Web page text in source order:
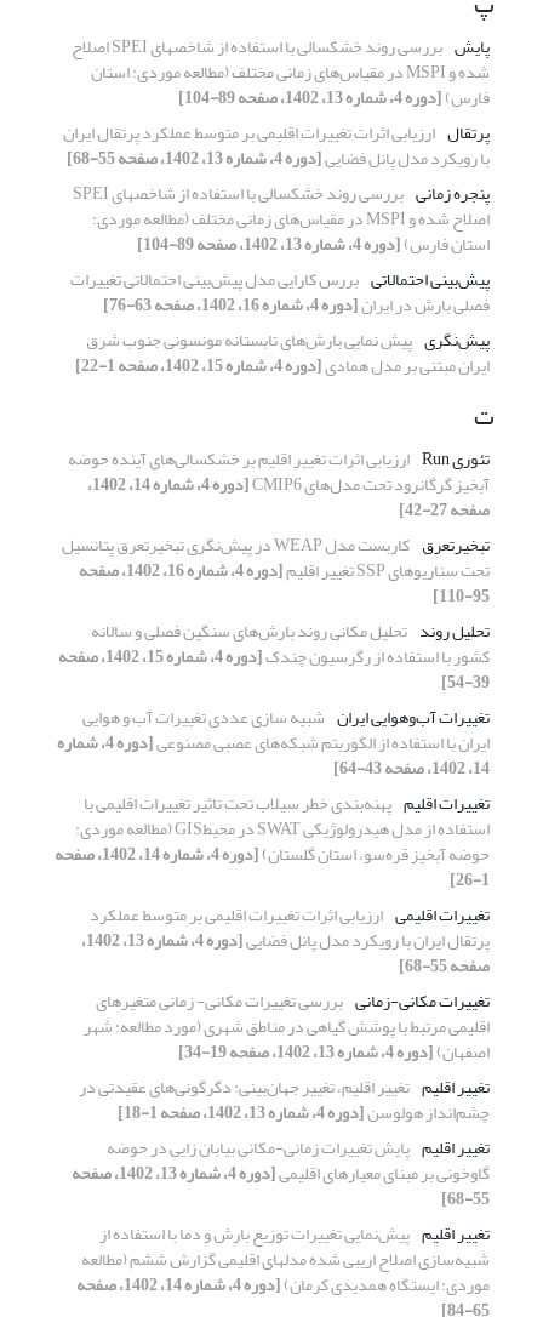
پایش بررسی روند خشکسالی با استفاده از شاخص‎های SPEI اصلاح
شده و MSPI در مقیاس‌های زمانی مختلف (مطالعه موردی: استان
فارس)[دوره 4، شماره 13، 1402، صفحه 89-104]
پرتقال ارزیابی اثرات تغییرات اقلیمی بر متوسط عملکرد پرتقال ایران
با رویکرد مدل پانل فضایی[دوره 4، شماره 13، 1402، صفحه 55-68]
پنجره زمانی
بررسی روند خشکسالی با استفاده از شاخص‎های SPEI
اصلاح شده و MSPI در مقیاس‌های زمانی مختلف (مطالعه موردی:
استان فارس)[دوره 4، شماره 13، 1402، صفحه 89-104]
پیش‌بینی احتمالاتی بررس کارایی مدل پیش‌بینی احتمالاتی تغییرات
فصلی بارش در ایران[دوره 4، شماره 16، 1402، صفحه 63-76]
پیش‌نگری پیش نمایی بارش‌های تابستانه مونسونی جنوب شرق
ایران مبتنی بر مدل همادی[دوره 4، شماره 15، 1402، صفحه 1-22]
ت
تئوری Run ارزیابی اثرات تغییر اقلیم بر خشکسالی‌های آینده حوضه
آبخیز گرگانرود تحت مدل‌های CMIP6 [دوره 4، شماره 14، 1402،
صفحه 27-42]
تبخیرتعرق
کاربست مدل WEAP در پیش‌نگری تبخیرتعرق پتانسیل
تحت سناریوهای SSP تغییر اقلیم [دوره 4، شماره 16، 1402، صفحه
95-110]
تحلیل روند تحلیل مکانی روند بارش‌های سنگین فصلی و سالانه
کشور با استفاده از رگرسیون چندک [دوره 4، شماره 15، 1402، صفحه
39-54]
تغییرات آب‌وهوایی ایران شبیه سازی عددی تغییرات آب و هوایی
ایران با استفاده از الگوریتم شبکه‌های عصبی مصنوعی [دوره 4، شماره
14، 1402، صفحه 43-64]
تغییرات اقلیم پهنه‌بندی خطر سیلاب تحت تاثیر تغییرات اقلیمی با
استفاده از مدل هیدرولوژیکی SWAT در محیطGIS (مطالعه موردی:
حوضه آبخیز قره‌سو، استان گلستان) [دوره 4، شماره 14، 1402، صفحه
1-26]
تغییرات اقلیمی ارزیابی اثرات تغییرات اقلیمی بر متوسط عملکرد
پرتقال ایران با رویکرد مدل پانل فضایی [دوره 4، شماره 13، 1402،
صفحه 55-68]
تغییرات مکانی-زمانی بررسی تغییرات مکانی- زمانی متغیر‌های
اقلیمی مرتبط با پوشش گیاهی در مناطق شهری (مورد مطالعه: شهر
اصفهان)[دوره 4، شماره 13، 1402، صفحه 19-34]
تغییر اقلیم تغییر اقلیم، تغییر جهان‌بینی: دگرگونی‌های عقیدتی در
چشم‌انداز هولوسن[دوره 4، شماره 13، 1402، صفحه 1-18]
تغییر اقلیم پایش تغییرات زمانی-مکانی بیابان زایی در حوضه
گاوخونی بر مبنای معیار‌های اقلیمی [دوره 4، شماره 13، 1402، صفحه
55-68]
تغییر اقلیم پیش‌نمایی تغییرات توزیع بارش و دما با استفاده از
شبیه‌سازی اصلاح اریبی شده مدل‎های اقلیمی گزارش ششم (مطالعه
موردی: ایستگاه همدیدی کرمان) [دوره 4، شماره 14، 1402، صفحه
65-84]